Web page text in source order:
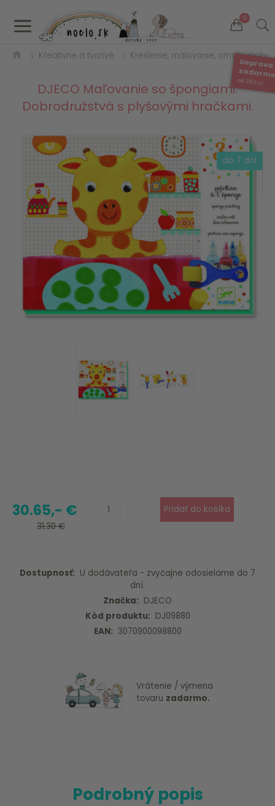
a 0
Doprava
od 35 Eur
Kreatívne a tvorivé Kreslenie, malovanie, omaľovánky
DJECO Maľovanie so špongiami:
Dobrodružstvá s plyšovými hračkami.
do 7 dní
30.65,- €
31.30 €
Dostupnosť: U dodávateľa - zvyčajne odosielame do 7
dní.
Značka: DJECO
Kód produktu: DJ09880
EAN: 3070900098800
Vrátenie / výmena
tovaru zadarmo.
Podrobný popis